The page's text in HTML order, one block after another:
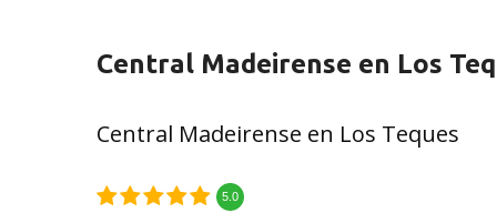
Central Madeirense en Los
Central Madeirense en Los Teques
5.0